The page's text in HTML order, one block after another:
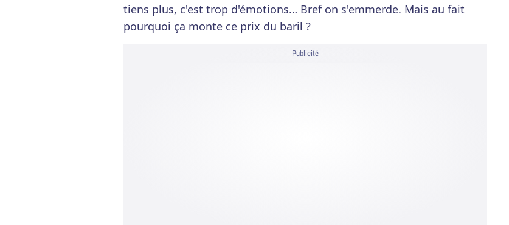
tiens plus, c'est trop d'émotions… Bref on s'emmerde. Mais au fait
pourquoi ça monte ce prix du baril ?
Publicité